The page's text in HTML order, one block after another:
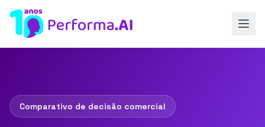
Comparativo de decisão comercial